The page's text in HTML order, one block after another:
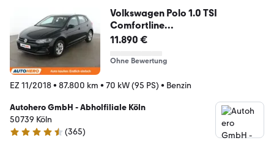
Volkswagen Polo 1.0 TSI
Comfortline
*PDC*ALU*LIMITER*KLIMA*
11.890 €
Ohne Bewertung
EZ 11/2018• 87.800 km • 70 kW (95 PS) • Benzin
Autohero GmbH - Abholfiliale Köln
50739 Köln
4.6 Sterne
(365)